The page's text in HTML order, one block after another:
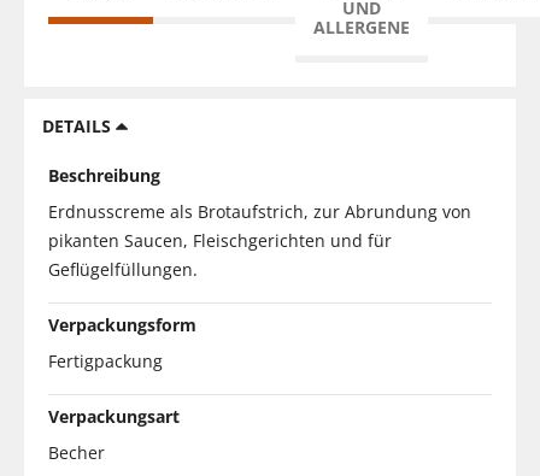
UND
ALLERGENE
DETAILS
Beschreibung
Erdnusscreme als Brotaufstrich, zur Abrundung von
pikanten Saucen, Fleischgerichten und für
Geflügelfüllungen.
Verpackungsform
Fertigpackung
Verpackungsart
Becher